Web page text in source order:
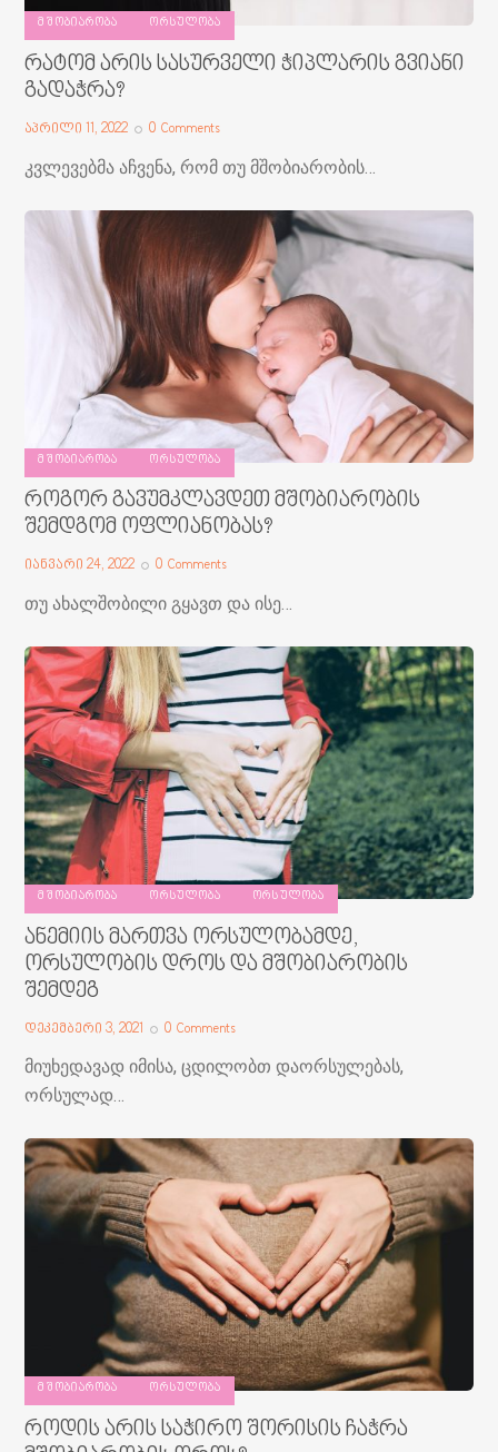
ᲛᲨᲝᲑᲘᲐᲠᲝᲑᲐ ᲝᲠᲡᲣᲚᲝᲑᲐ
რატომ არის სასურველი ჭიპლარის გვიანი
გადაჭრა?
აპრილი 11, 2022 0 Comments
კვლევებმა აჩვენა, რომ თუ მშობიარობის…
ᲛᲨᲝᲑᲘᲐᲠᲝᲑᲐ ᲝᲠᲡᲣᲚᲝᲑᲐ
როგორ გავუმკლავდეთ მშობიარობის
შემდგომ ოფლიანობას?
იანვარი 24, 2022 0 Comments
თუ ახალშობილი გყავთ და ისე…
ᲛᲨᲝᲑᲘᲐᲠᲝᲑᲐ ᲝᲠᲡᲣᲚᲝᲑᲐ ᲝᲠᲡᲣᲚᲝᲑᲐ
ანემიის მართვა ორსულობამდე,
ორსულობის დროს და მშობიარობის
შემდეგ
დეკემბერი 3, 2021 0 Comments
მიუხედავად იმისა, ცდილობთ დაორსულებას,
ორსულად…
ᲛᲨᲝᲑᲘᲐᲠᲝᲑᲐ ᲝᲠᲡᲣᲚᲝᲑᲐ
როდის არის საჭირო შორისის ჩაჭრა